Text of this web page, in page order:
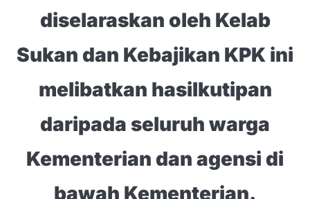
diselaraskan oleh Kelab
Sukan dan Kebajikan KPK ini
melibatkan hasilkutipan
daripada seluruh warga
Kementerian dan agensi di
bawah Kementerian.